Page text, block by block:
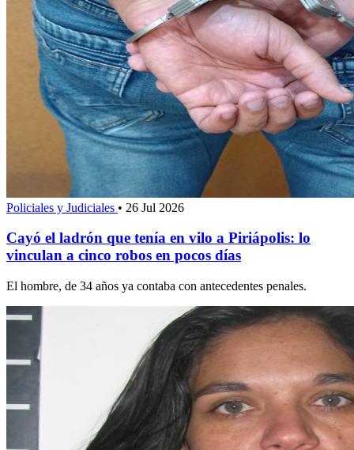
Policiales y Judiciales • 26 Jul 2026
Cayó el ladrón que tenía en vilo a Piriápolis: lo
vinculan a cinco robos en pocos días
El hombre, de 34 años ya contaba con antecedentes penales.